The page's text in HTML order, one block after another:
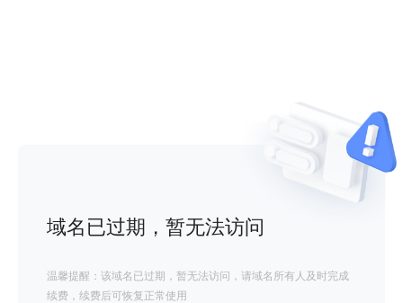
域名已过期，暂无法访问
温馨提醒：该域名已过期，暂无法访问，请域名所有人及时完成
续费，续费后可恢复正常使用